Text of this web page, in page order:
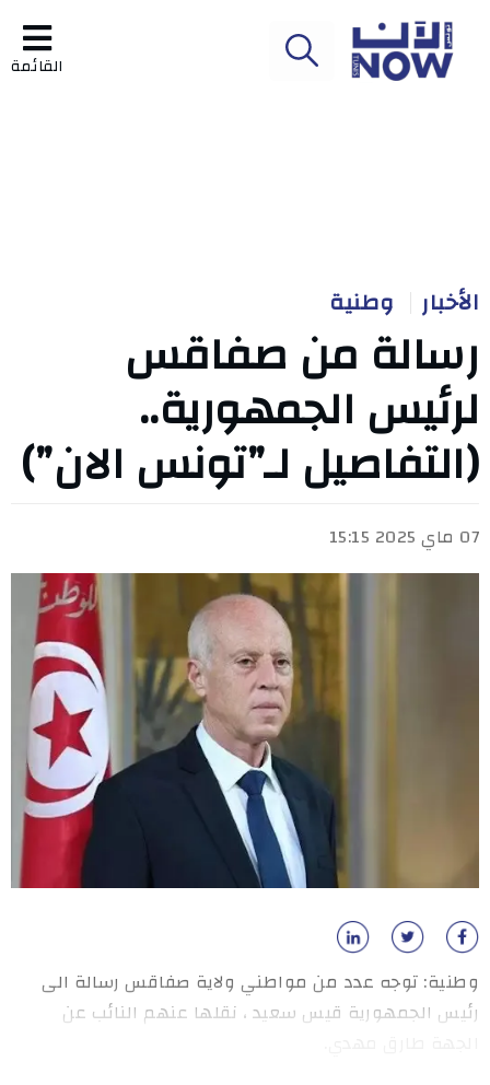
القائمة
الأخبار وطنية
رسالة من صفاقس
لرئيس الجمهورية..
(التفاصيل لـ”تونس الان”)
07 ماي 2025 15:15
وطنية: توجه عدد من مواطني ولاية صفاقس رسالة الى
رئيس الجمهورية قيس سعيد ، نقلها عنهم النائب عن